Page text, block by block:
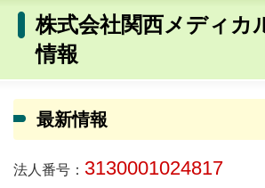
株式会社関西メディカ
情報
最新情報
法人番号： 3130001024817